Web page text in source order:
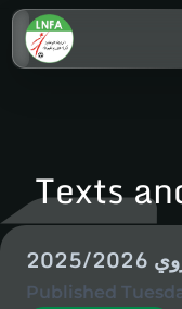
Texts
Published